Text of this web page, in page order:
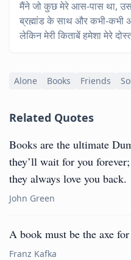
मैंने जो कुछ मेरे आस-पास था,
ब्रह्मांड के साथ और कभी-कभी
लेकिन मेरी किताबें हमेशा मेरे
Alone Books Friends
Related Quotes
Books are the ultimate
they’ll wait for you
they always love you back.
John Green
A book must be the axe
Franz Kafka